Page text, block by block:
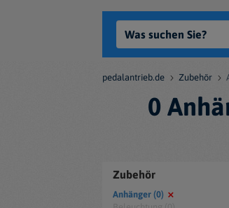
pedalantrieb.de Zubehör
0
Zubehör
Anhänger (0)